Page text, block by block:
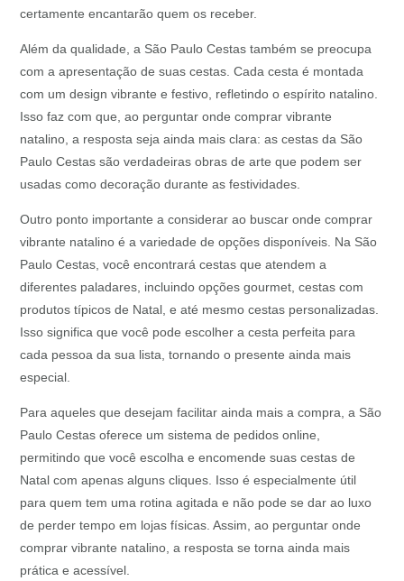
certamente encantarão quem os receber.
Além da qualidade, a São Paulo Cestas também se preocupa
com a apresentação de suas cestas. Cada cesta é montada
com um design vibrante e festivo, refletindo o espírito natalino.
Isso faz com que, ao perguntar onde comprar vibrante
natalino, a resposta seja ainda mais clara: as cestas da São
Paulo Cestas são verdadeiras obras de arte que podem ser
usadas como decoração durante as festividades.
Outro ponto importante a considerar ao buscar onde comprar
vibrante natalino é a variedade de opções disponíveis. Na São
Paulo Cestas, você encontrará cestas que atendem a
diferentes paladares, incluindo opções gourmet, cestas com
produtos típicos de Natal, e até mesmo cestas personalizadas.
Isso significa que você pode escolher a cesta perfeita para
cada pessoa da sua lista, tornando o presente ainda mais
especial.
Para aqueles que desejam facilitar ainda mais a compra, a São
Paulo Cestas oferece um sistema de pedidos online,
permitindo que você escolha e encomende suas cestas de
Natal com apenas alguns cliques. Isso é especialmente útil
para quem tem uma rotina agitada e não pode se dar ao luxo
de perder tempo em lojas físicas. Assim, ao perguntar onde
comprar vibrante natalino, a resposta se torna ainda mais
prática e acessível.